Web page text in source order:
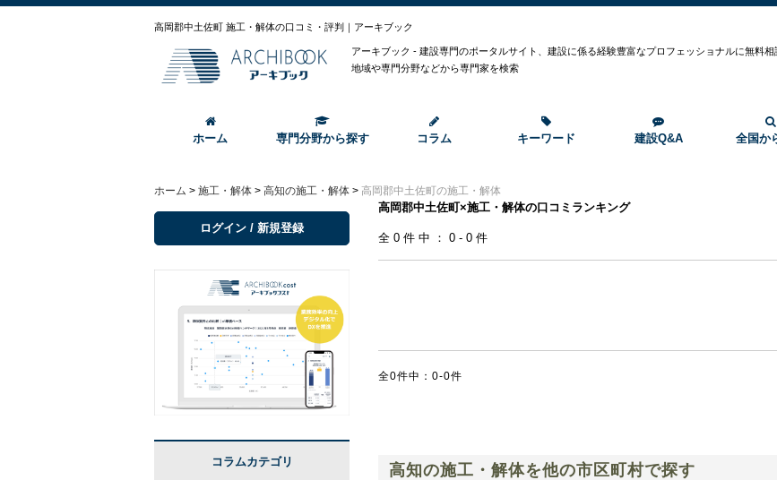
高岡郡中土佐町 施工・解体の口コミ・評判｜アーキブック
アーキブック - 建設専門のポータルサイト、建設に係る経験豊富なプロフェッショナルに無料相
地域や専門分野などから専門家を検索
ホーム 専門分野から探す コラム キーワード 建設Q&A 全国か
ホーム > 施工・解体 > 高知の施工・解体 > 高岡郡中土佐町の施工・解体
高岡郡中土佐町×施工・解体の口コミランキング
全0件中：0-0件
全0件中：0-0件
高知の施工・解体を他の市区町村で探す
ログイン / 新規登録
コラムカテゴリ